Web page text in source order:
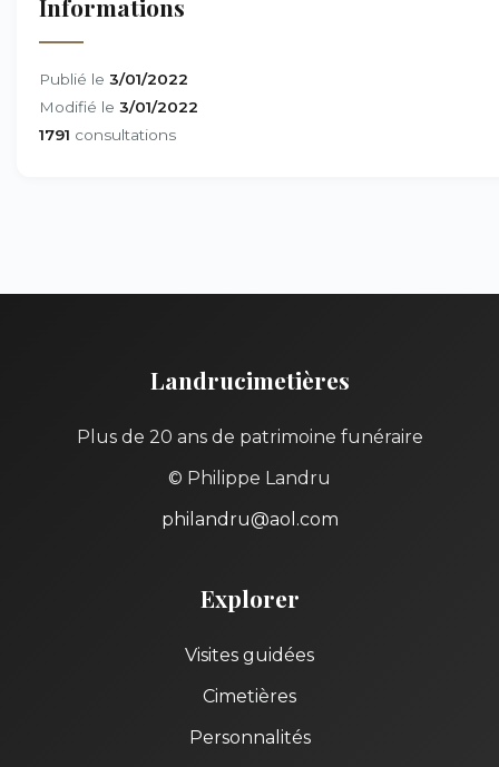
Informations
Publié le 3/01/2022
Modifié le 3/01/2022
1791 consultations
Landrucimetières
Plus de 20 ans de patrimoine funéraire
© Philippe Landru
philandru@aol.com
Explorer
Visites guidées
Cimetières
Personnalités